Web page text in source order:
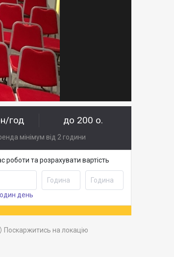
год до 200 о.
мінімум від 2 години
роботи та розрахувати вартість
день
Поскаржитись на локацію